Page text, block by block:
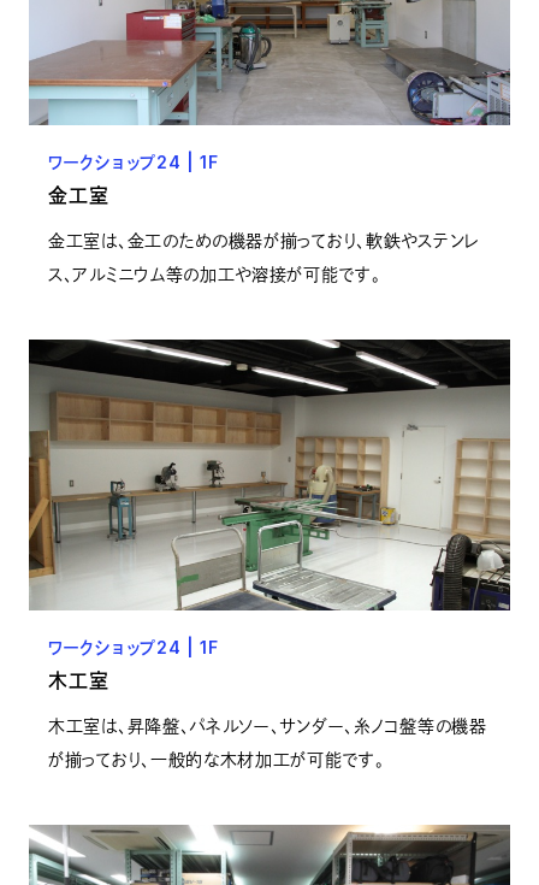
ワークショップ24 | 1F
金工室
金工室は、金工のための機器が揃っており、軟鉄やステンレ
ス、アルミニウム等の加工や溶接が可能です。
ワークショップ24 | 1F
木工室
木工室は、昇降盤、パネルソー、サンダー、糸ノコ盤等の機器
が揃っており、一般的な木材加工が可能です。